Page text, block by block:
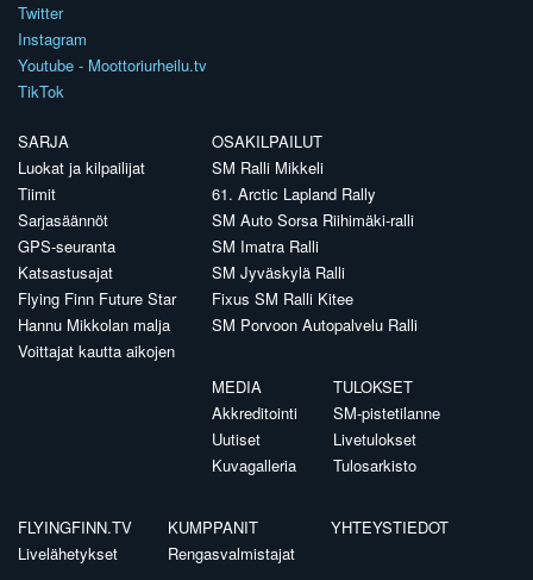
Twitter
Instagram
Youtube - Moottoriurheilu.tv
TikTok
SARJA
Luokat ja kilpailijat
Tiimit
Sarjasäännöt
GPS-seuranta
Katsastusajat
Flying Finn Future Star
Hannu Mikkolan malja
Voittajat kautta aikojen
OSAKILPAILUT
SM Ralli Mikkeli
61. Arctic Lapland Rally
SM Auto Sorsa Riihimäki-ralli
SM Imatra Ralli
SM Jyväskylä Ralli
Fixus SM Ralli Kitee
SM Porvoon Autopalvelu Ralli
MEDIA
Akkreditointi
Uutiset
Kuvagalleria
TULOKSET
SM-pistetilanne
Livetulokset
Tulosarkisto
FLYINGFINN.TV
Livelähetykset
KUMPPANIT
Rengasvalmistajat
YHTEYSTIEDOT